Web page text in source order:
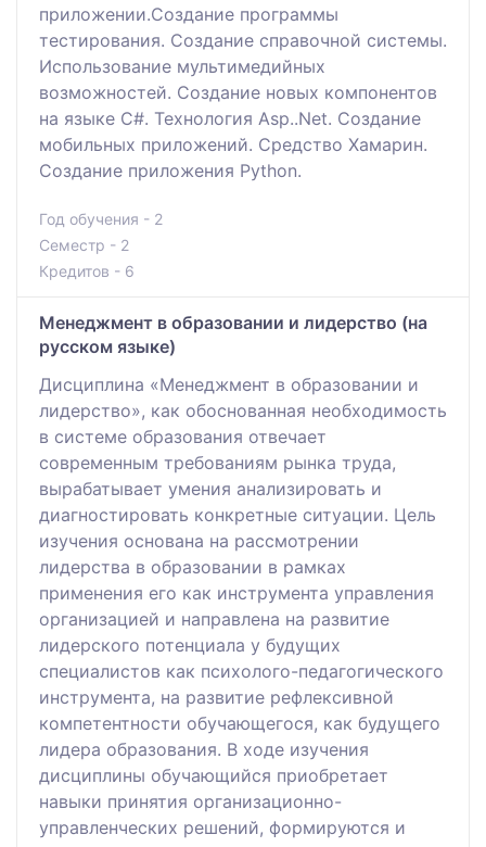
приложении.Создание программы
тестирования. Создание справочной системы.
Использование мультимедийных
возможностей. Создание новых компонентов
на языке C#. Технология Asp..Net. Создание
мобильных приложений. Средство Хамарин.
Создание приложения Python.
Год обучения - 2
Семестр - 2
Кредитов - 6
Менеджмент в образовании и лидерство (на
русском языке)
Дисциплина «Менеджмент в образовании и
лидерство», как обоснованная необходимость
в системе образования отвечает
современным требованиям рынка труда,
вырабатывает умения анализировать и
диагностировать конкретные ситуации. Цель
изучения основана на рассмотрении
лидерства в образовании в рамках
применения его как инструмента управления
организацией и направлена на развитие
лидерского потенциала у будущих
специалистов как психолого-педагогического
инструмента, на развитие рефлексивной
компетентности обучающегося, как будущего
лидера образования. В ходе изучения
дисциплины обучающийся приобретает
навыки принятия организационно-
управленческих решений, формируются и